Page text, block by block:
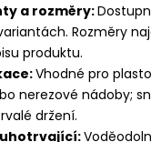
a rozměry:
Rozměry
produktu.
Vhodné pro
nerezové nádoby;
držení.